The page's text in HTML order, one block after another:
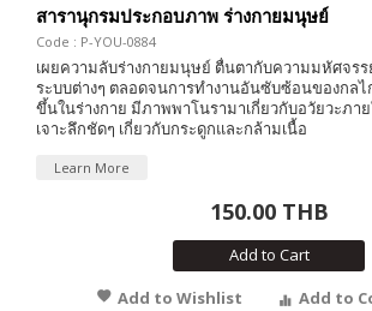
สารานุกรมประกอบภาพ ร่างกายมนุษย์
Code : P-YOU-0884
เผยความลับร่างกายมนุษย์ ตื่นตากับความมหัศจรร
ระบบต่างๆ ตลอดจนการทำงานอันซับซ้อนของกล
ขึ้นในร่างกาย มีภาพพาโนรามาเกี่ยวกับอวัยวะภา
เจาะลึกชัดๆ เกี่ยวกับกระดูกและกล้ามเนื้อ
Learn More
150.00 THB
Add to Cart
Add to Wishlist
Add to